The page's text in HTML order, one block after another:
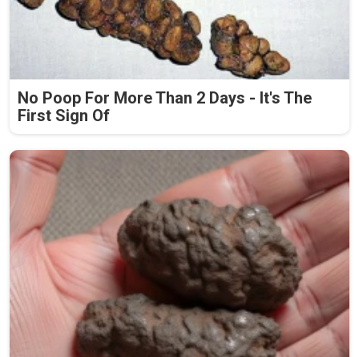
No Poop For More Than 2 Days - It's The
First Sign Of